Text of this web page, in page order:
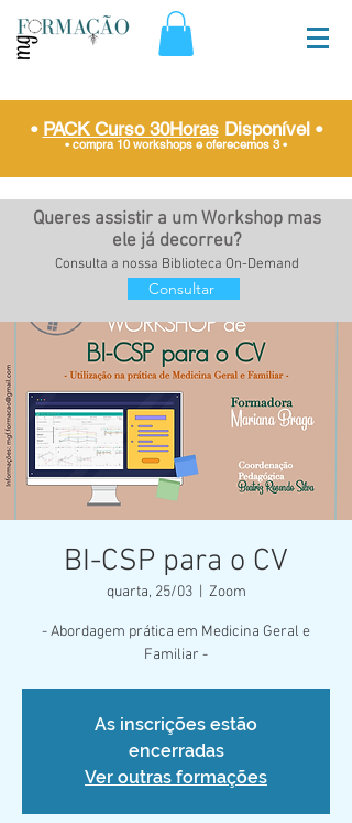
• PACK Curso 30HorasDisponível •
• compra 10 workshops e oferecemos 3•
Queres assistir a um Workshop mas
ele já decorreu?
Consulta a nossa Biblioteca On-Demand
Consultar
BI-CSP para o CV
quarta, 25/03
  |
Zoom
- Abordagem prática em Medicina Geral e
Familiar -
As inscrições estão
encerradas
Ver outras formações